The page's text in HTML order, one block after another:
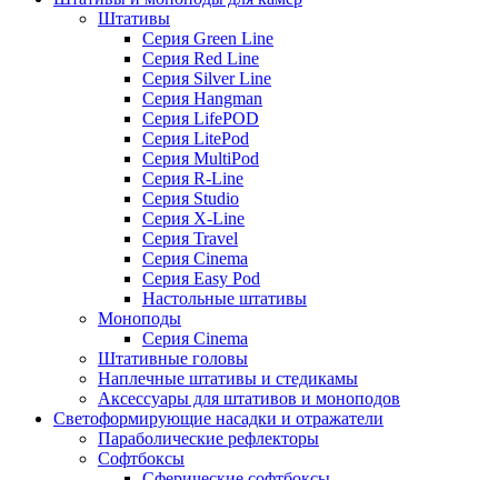
Штативы
Серия Green Line
Серия Red Line
Серия Silver Line
Серия Hangman
Серия LifePOD
Серия LitePod
Серия MultiPod
Серия R-Line
Серия Studio
Серия X-Line
Серия Travel
Серия Cinema
Серия Easy Pod
Настольные штативы
Моноподы
Серия Cinema
Штативные головы
Наплечные штативы и стедикамы
Аксессуары для штативов и моноподов
Светоформирующие насадки и отражатели
Параболические рефлекторы
Софтбоксы